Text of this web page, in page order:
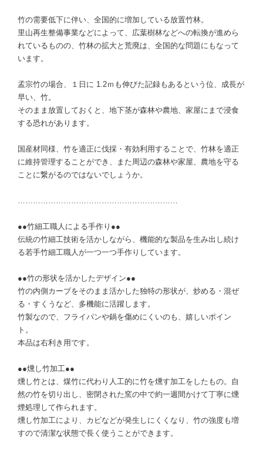
竹の需要低下に伴い、全国的に増加している放置竹林。
里山再生整備事業などによって、広葉樹林などへの転換が進めら
れているものの、竹林の拡大と荒廃は、全国的な問題にもなって
います。
孟宗竹の場合、１日に 1.2ｍも伸びた記録もあるという位、成長が
早い、竹。
そのまま放置しておくと、地下茎が森林や農地、家屋にまで浸食
する恐れがあります。
国産材同様、竹を適正に伐採・有効利用することで、竹林を適正
に維持管理することができ、また周辺の森林や家屋、農地を守る
ことに繋がるのではないでしょうか。
………………………………………………………
●●竹細工職人による手作り●●
伝統の竹細工技術を活かしながら、機能的な製品を生み出し続け
る若手竹細工職人が一つ一つ手作りしています。
●●竹の形状を活かしたデザイン●●
竹の内側カーブをそのまま活かした独特の形状が、炒める・混ぜ
る・すくうなど、多機能に活躍します。
竹製なので、フライパンや鍋を傷めにくいのも、嬉しいポイン
ト。
本品は右利き用です。
●●燻し竹加工●●
燻し竹とは、煤竹に代わり人工的に竹を燻す加工をしたもの。自
然の竹を切り出し、密閉された窯の中で約一週間かけて丁寧に燻
煙処理して作られます。
燻し竹加工により、カビなどが発生しにくくなり、竹の強度も増
すので清潔な状態で長く使うことができます。